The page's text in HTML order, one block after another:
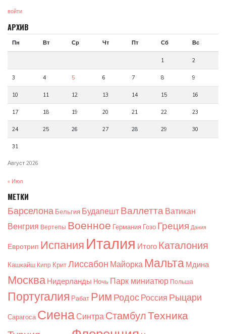
войти
АРХИВ
Август 2026
Пн Вт Ср Чт Пт Сб Вс
1 2
3 4 5 6 7 8 9
10 11 12 13 14 15 16
17 18 19 20 21 22 23
24 25 26 27 28 29 30
31
« Июл
МЕТКИ
Барселона Бельгия Будапешт Валлетта Ватикан
Венгрия Вертепы Военное Германия Гозо Греция Дания
Евротрип Испания Италия Итого Каталония
Кашкайш Кипр КритЛиссабон Майорка Мальта Мдина
Москва Нидерланды Ночь Парк миниатюр Польша
Португалия Рабат Рим Родос Россия Рыцари
Сарагоса СиенаСинтра СтамбулТехника